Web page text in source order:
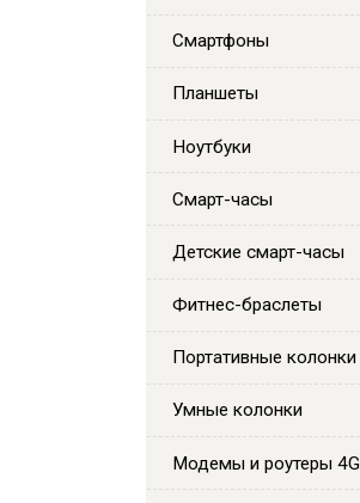
Смартфоны
Планшеты
Ноутбуки
Смарт-часы
Детские смарт-часы
Фитнес-браслеты
Портативные колонки
Умные колонки
Модемы и роутеры 4G